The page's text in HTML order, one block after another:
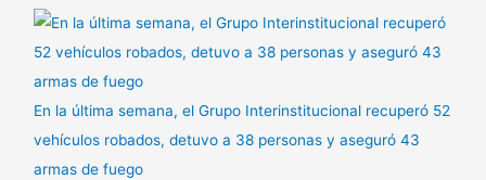
En la última semana, el Grupo Interinstitucional recuperó 52
vehículos robados, detuvo a 38 personas y aseguró 43
armas de fuego